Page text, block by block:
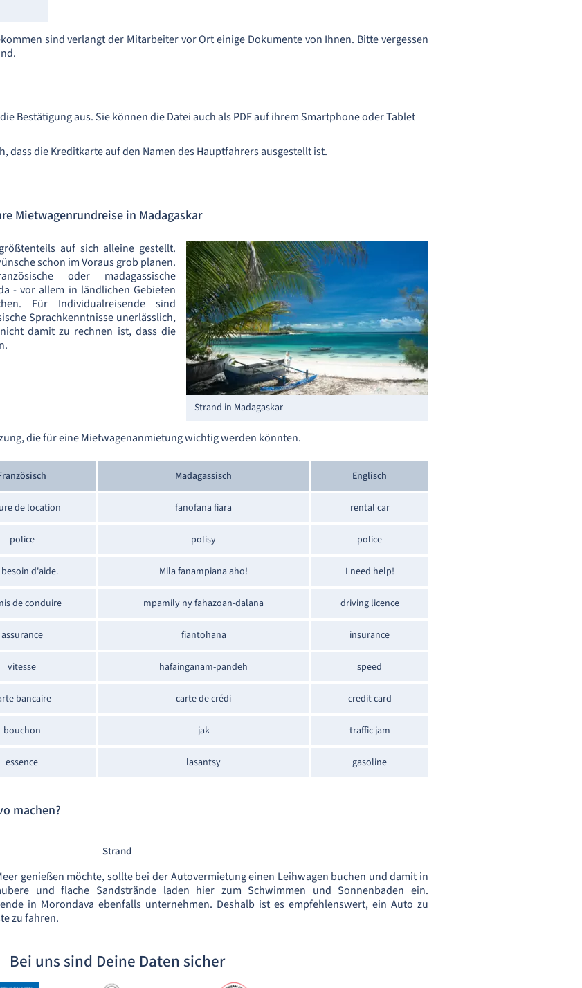
sind verlangt der Mitarbeiter vor Ort einige Dokumente von Ihnen. Bitte vergessen
Bestätigung aus. Sie können die Datei auch als PDF auf ihrem Smartphone oder Tablet
dass die Kreditkarte auf den Namen des Hauptfahrers ausgestellt ist.
Mietwagenrundreise in Madagaskar
Strand in Madagaskar
auf sich alleine gestellt.
schon im Voraus grob planen.
oder madagassische
- vor allem in ländlichen Gebieten
Für Individualreisende sind
Sprachkenntnisse unerlässlich,
damit zu rechnen ist, dass die
die für eine Mietwagenanmietung wichtig werden könnten.
Madagassisch Englisch
de location fanofana fiara rental car
police polisy police
d'aide. Mila fanampiana aho! I need help!
de conduire mpamily ny fahazoan-dalana driving licence
assurance fiantohana insurance
vitesse hafainganam-pandeh speed
bancaire carte de crédi credit card
bouchon jak traffic jam
essence lasantsy gasoline
machen?
Strand
genießen möchte, sollte bei der Autovermietung einen Leihwagen buchen und damit in
und flache Sandstrände laden hier zum Schwimmen und Sonnenbaden ein.
in Morondava ebenfalls unternehmen. Deshalb ist es empfehlenswert, ein Auto zu
zu fahren.
Bei uns sind Deine Daten sicher